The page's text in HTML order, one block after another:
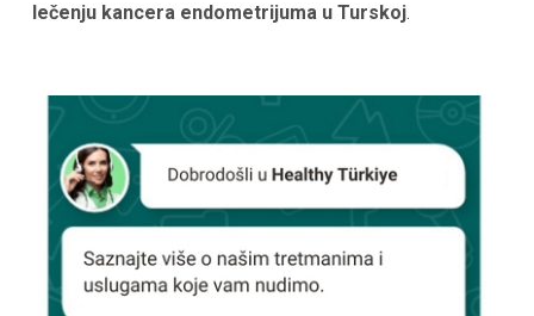
lečenju kancera endometrijuma u Turskoj.